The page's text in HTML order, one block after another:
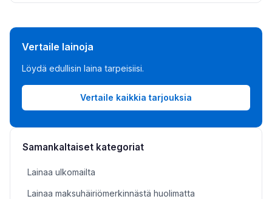
Vertaile lainoja
Löydä edullisin laina tarpeisiisi.
Vertaile kaikkia tarjouksia
Samankaltaiset kategoriat
Lainaa ulkomailta
Lainaa maksuhäiriömerkinnästä huolimatta